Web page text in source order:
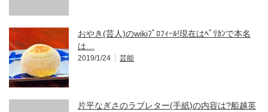
おやき(芸人)のwikiﾌﾟﾛﾌｨｰﾙ!現在はﾍﾟﾘｶﾝで本名
は…
2019/1/24 芸能
片平なぎさのラブレター(手紙)の内容は?船越英